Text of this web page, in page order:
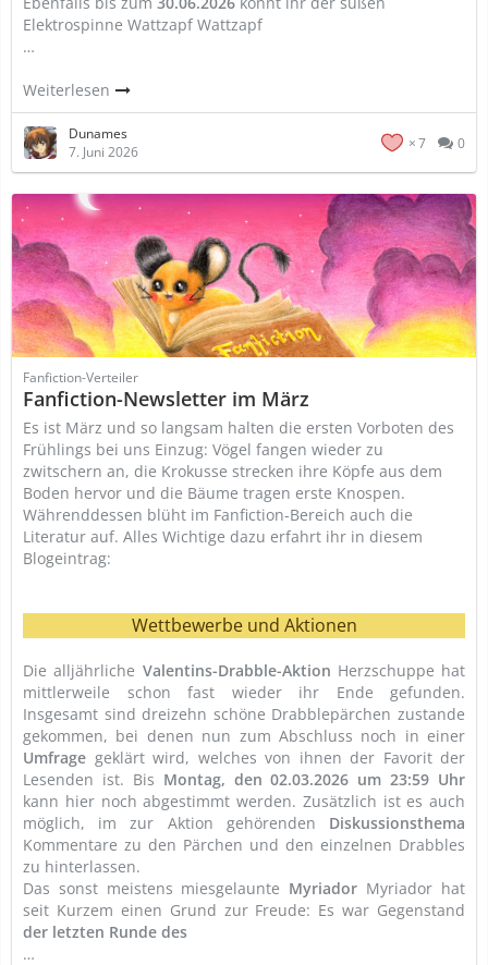
Elektrospinne Wattzapf Wattzapf
…
Weiterlesen
Dunames
7. Juni 2026
7 0
Fanfiction-Verteiler
Fanfiction-Newsletter im März
Es ist März und so langsam halten die ersten Vorboten des
Frühlings bei uns Einzug: Vögel fangen wieder zu
zwitschern an, die Krokusse strecken ihre Köpfe aus dem
Boden hervor und die Bäume tragen erste Knospen.
Währenddessen blüht im Fanfiction-Bereich auch die
Literatur auf. Alles Wichtige dazu erfahrt ihr in diesem
Blogeintrag:
Wettbewerbe und Aktionen
Die alljährliche Valentins-Drabble-Aktion Herzschuppe hat
mittlerweile schon fast wieder ihr Ende gefunden.
Insgesamt sind dreizehn schöne Drabblepärchen zustande
gekommen, bei denen nun zum Abschluss noch in einer
Umfrage geklärt wird, welches von ihnen der Favorit der
Lesenden ist. Bis Montag, den 02.03.2026 um 23:59 Uhr
kann hier noch abgestimmt werden. Zusätzlich ist es auch
möglich, im zur Aktion gehörenden
Diskussionsthema
Kommentare zu den Pärchen und den einzelnen Drabbles
zu hinterlassen.
Das sonst meistens miesgelaunte Myriador Myriador hat
seit Kurzem einen Grund zur Freude: Es war Gegenstand
der letzten Runde des
…